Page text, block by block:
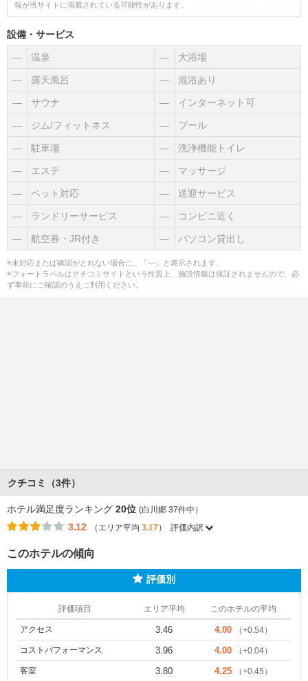
報が当サイトに掲載されている可能性があります。
設備・サービス
― 温泉 ― 大浴場
― 露天風呂 ― 混浴あり
― サウナ ― インターネット可
― ジム/フィットネス ― プール
― 駐車場 ― 洗浄機能トイレ
― エステ ― マッサージ
― ペット対応 ― 送迎サービス
― ランドリーサービス ― コンビニ近く
― 航空券・JR付き ― パソコン貸出し
※未対応または確認がとれない場合に、「―」と表示されます。
※フォートラベルはクチコミサイトという性質上、施設情報は保証されませんので、必
ず事前にご確認のうえご利用ください。
クチコミ（3件）
ホテル満足度ランキング 20位 (白川郷 37件中）
3.12 （エリア平均 3.17） 評価内訳
このホテルの傾向
評価別
評価項目 エリア平均 このホテルの平均
アクセス 3.46 4.00 （+0.54）
コストパフォーマンス 3.96 4.00 （+0.04）
客室 3.80 4.25 （+0.45）